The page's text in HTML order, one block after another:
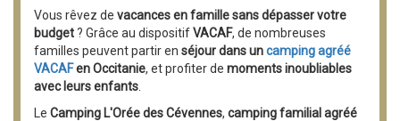
Vous rêvez de vacances en famille sans dépasser votre
budget? Grâce au dispositifVACAF, de nombreuses
familles peuvent partir en séjour dans uncamping agréé
VACAFen Occitanie, et profiter de moments inoubliables
avec leurs enfants
Le Camping L'Orée des Cévennes, camping familial agréé